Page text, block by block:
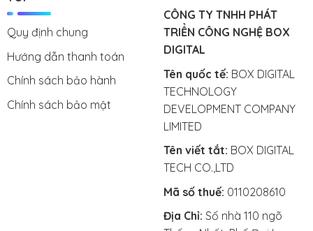
Quy định chung
Hướng dẫn thanh toán
Chính sách bảo hành
Chính sách bảo mật
CÔNG TY TNHH PHÁT
TRIỂN CÔNG NGHỆ BOX
DIGITAL
Tên quốc tế: BOX DIGITAL
TECHNOLOGY
DEVELOPMENT COMPANY
LIMITED
Tên viết tắt: BOX DIGITAL
TECH CO.,LTD
Mã số thuế: 0110208610
Địa Chỉ: Số nhà 110 ngõ